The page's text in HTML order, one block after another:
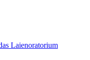
Laienoratorium